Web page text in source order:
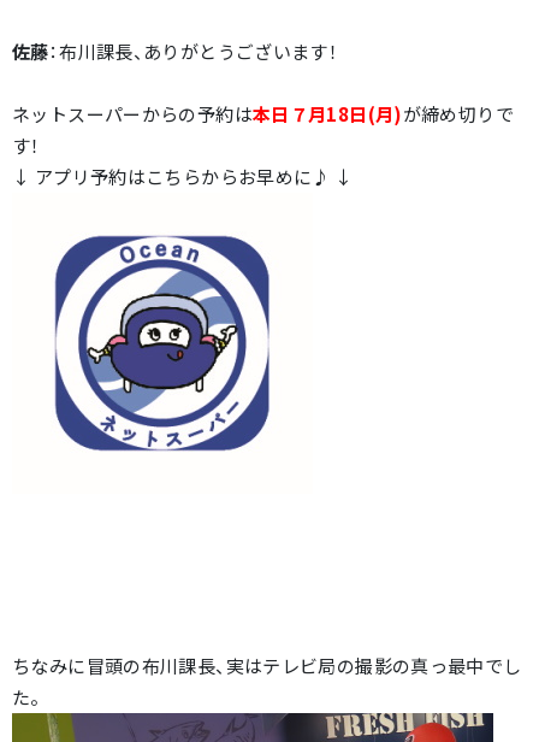
佐藤：布川課長、ありがとうございます！
ネットスーパーからの予約は本日７月18日(月)が締め切りで
す！
↓ アプリ予約はこちらからお早めに♪ ↓
ちなみに冒頭の布川課長、実はテレビ局の撮影の真っ最中でし
た。